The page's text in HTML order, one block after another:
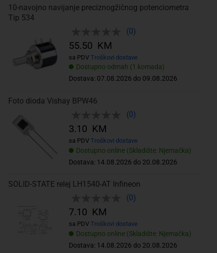
10-navojno navijanje preciznogžičnog potenciometra
Tip 534
(0)
Dostupno odmah (1 komada)
Dostava: 07.08.2026 do 09.08.2026
55.50 KM
sa PDV Troškovi dostave
Foto dioda Vishay BPW46
(0)
Dostupno online (Skladište: Njemačka)
Dostava: 14.08.2026 do 20.08.2026
3.10 KM
sa PDV Troškovi dostave
SOLID-STATE relej LH1540-AT Infineon
(0)
Dostupno online (Skladište: Njemačka)
Dostava: 14.08.2026 do 20.08.2026
7.10 KM
sa PDV Troškovi dostave